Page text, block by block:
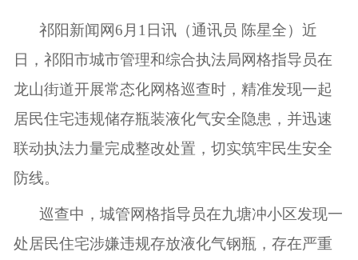
祁阳新闻网6月1日讯（通讯员 陈星全）近
日，祁阳市城市管理和综合执法局网格指导员在
龙山街道开展常态化网格巡查时，精准发现一起
居民住宅违规储存瓶装液化气安全隐患，并迅速
联动执法力量完成整改处置，切实筑牢民生安全
防线。
巡查中，城管网格指导员在九塘冲小区发现一
处居民住宅涉嫌违规存放液化气钢瓶，存在严重